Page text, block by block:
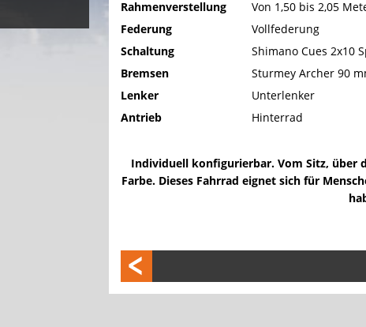
Rahmenverstellung
Von 1,50 bis 2,05
Federung
Vollfederung
Schaltung
Shimano Cues 2x10
Bremsen
Sturmey Archer 90
Lenker
Unterlenker
Antrieb
Hinterrad
Individuell konfigurierbar. Vom Sitz, über
Farbe. Dieses Fahrrad eignet sich für